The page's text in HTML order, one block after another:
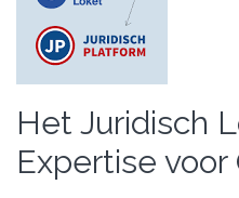
Het Juridisch
Expertise